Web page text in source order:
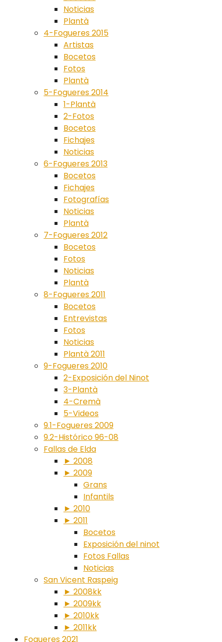
Noticias
Plantà
4-Fogueres 2015
Artistas
Bocetos
Fotos
Plantà
5-Fogueres 2014
1-Plantà
2-Fotos
Bocetos
Fichajes
Noticias
6-Fogueres 2013
Bocetos
Fichajes
Fotografías
Noticias
Plantà
7-Fogueres 2012
Bocetos
Fotos
Noticias
Plantà
8-Fogueres 2011
Bocetos
Entrevistas
Fotos
Noticias
Plantà 2011
9-Fogueres 2010
2-Exposición del Ninot
3-Plantà
4-Cremà
5-Videos
9.1-Fogueres 2009
9.2-Histórico 96-08
Fallas de Elda
► 2008
► 2009
Grans
Infantils
► 2010
► 2011
Bocetos
Exposición del ninot
Fotos Fallas
Noticias
San Vicent Raspeig
► 2008kk
► 2009kk
► 2010kk
► 2011kk
Fogueres 2021